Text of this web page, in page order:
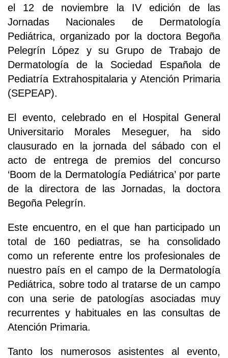
el 12 de noviembre la IV edición de las
Jornadas Nacionales de Dermatología
Pediátrica, organizado por la doctora Begoña
Pelegrín López y su Grupo de Trabajo de
Dermatología de la Sociedad Española de
Pediatría Extrahospitalaria y Atención Primaria
(SEPEAP).
El evento, celebrado en el Hospital General
Universitario Morales Meseguer, ha sido
clausurado en la jornada del sábado con el
acto de entrega de premios del concurso
‘Boom de la Dermatología Pediátrica’ por parte
de la directora de las Jornadas, la doctora
Begoña Pelegrín.
Este encuentro, en el que han participado un
total de 160 pediatras, se ha consolidado
como un referente entre los profesionales de
nuestro país en el campo de la Dermatología
Pediátrica, sobre todo al tratarse de un campo
con una serie de patologías asociadas muy
recurrentes y habituales en las consultas de
Atención Primaria.
Tanto los numerosos asistentes al evento,